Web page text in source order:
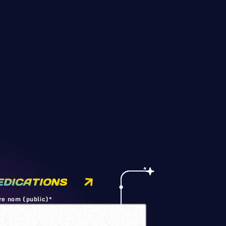
nom (public)*